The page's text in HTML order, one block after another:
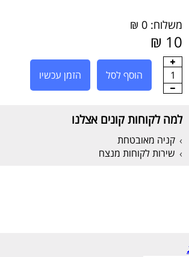
משלוח: 0 ₪
10 ₪
1 הוסף לסל הזמן עכשיו
למה לקוחות קונים אצלנו
קניה מאובטחת
שירות לקוחות מנצח